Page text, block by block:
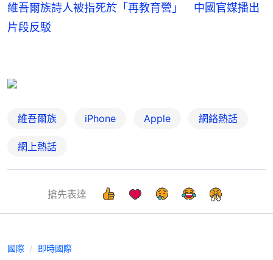
維吾爾族詩人被指死於「再教育營」 中國官媒播出
片段反駁
維吾爾族 iPhone Apple 網絡熱話
網上熱話
搶先表達
國際 即時國際